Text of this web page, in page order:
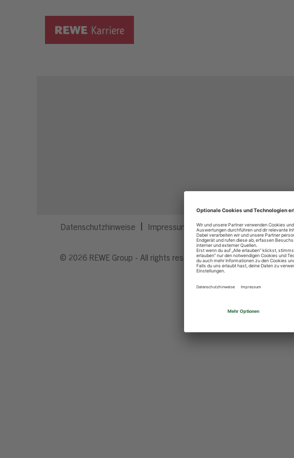
Datenschutzhinweise Impressum Privatsphäre-Einstellungen
© 2026 REWE Group - All rights reserved